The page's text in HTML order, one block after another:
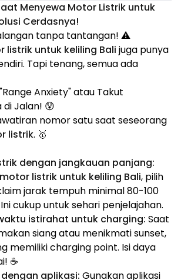
Menyewa Motor Listrik untuk
Cerdasnya!
tanpa tantangan! ⚠️
listrik untuk keliling Bali juga punya
Tapi tenang, semua ada
Anxiety" atau Takut
di Jalan! 😰
nomor satu saat seseorang
listrik. 🥇
dengan jangkauan panjang:
listrik untuk keliling Bali, pilih
jarak tempuh minimal 80-100
cukup untuk sehari penjelajahan.
istirahat untuk charging: Saat
siang atau menikmati sunset,
memiliki charging point. Isi daya
☕
aplikasi: Gunakan aplikasi